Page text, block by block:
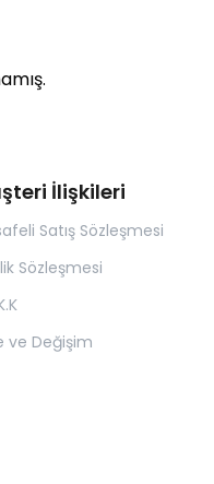
İlişkileri
Satış Sözleşmesi
Sözleşmesi
ve Değişim